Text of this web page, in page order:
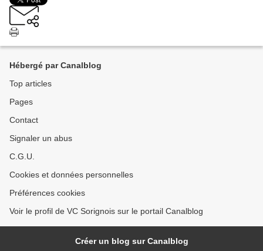
Hébergé par Canalblog
Top articles
Pages
Contact
Signaler un abus
C.G.U.
Cookies et données personnelles
Préférences cookies
Voir le profil de VC Sorignois sur le portail Canalblog
Créer un blog sur Canalblog